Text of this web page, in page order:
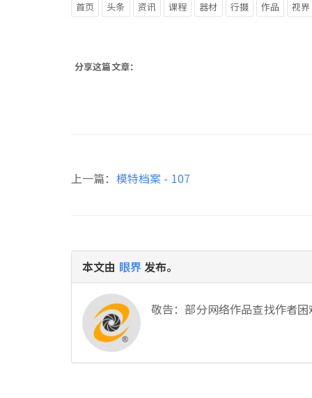
首页 头条 资讯 课程 器材 行摄 作品 视界
分享这篇文章：
上一篇： 模特档案 - 107
本文由 眼界 发布。
敬告：部分网络作品查找作者